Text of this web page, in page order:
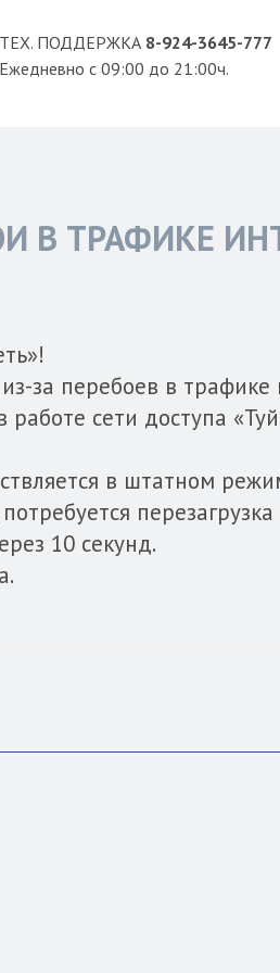
ТЕХ. ПОДДЕРЖКА 8-924-3645-777
Ежедневно с 09:00 до 21:00ч.
В ТРАФИКЕ
за перебоев в трафике
сети доступа
в штатном
перезагрузка
10 секунд.